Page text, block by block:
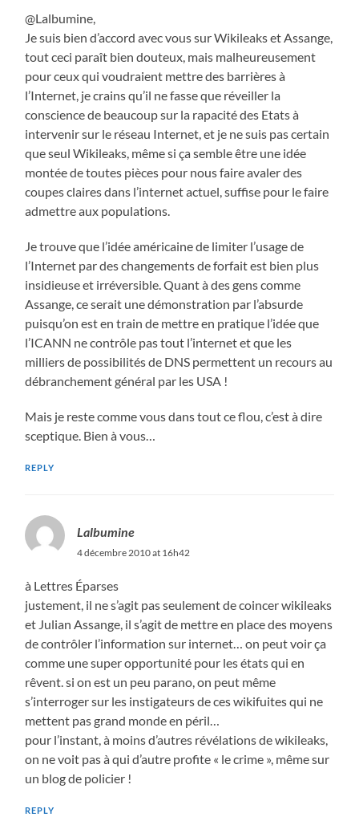
@Lalbumine,
Je suis bien d’accord avec vous sur Wikileaks et Assange,
tout ceci paraît bien douteux, mais malheureusement
pour ceux qui voudraient mettre des barrières à
l’Internet, je crains qu’il ne fasse que réveiller la
conscience de beaucoup sur la rapacité des Etats à
intervenir sur le réseau Internet, et je ne suis pas certain
que seul Wikileaks, même si ça semble être une idée
montée de toutes pièces pour nous faire avaler des
coupes claires dans l’internet actuel, suffise pour le faire
admettre aux populations.
Je trouve que l’idée américaine de limiter l’usage de
l’Internet par des changements de forfait est bien plus
insidieuse et irréversible. Quant à des gens comme
Assange, ce serait une démonstration par l’absurde
puisqu’on est en train de mettre en pratique l’idée que
l’ICANN ne contrôle pas tout l’internet et que les
milliers de possibilités de DNS permettent un recours au
débranchement général par les USA !
Mais je reste comme vous dans tout ce flou, c’est à dire
sceptique. Bien à vous…
REPLY
Lalbumine
4 décembre 2010 at 16h42
à Lettres Éparses
justement, il ne s’agit pas seulement de coincer wikileaks
et Julian Assange, il s’agit de mettre en place des moyens
de contrôler l’information sur internet… on peut voir ça
comme une super opportunité pour les états qui en
rêvent. si on est un peu parano, on peut même
s’interroger sur les instigateurs de ces wikifuites qui ne
mettent pas grand monde en péril…
pour l’instant, à moins d’autres révélations de wikileaks,
on ne voit pas à qui d’autre profite « le crime », même sur
un blog de policier !
REPLY